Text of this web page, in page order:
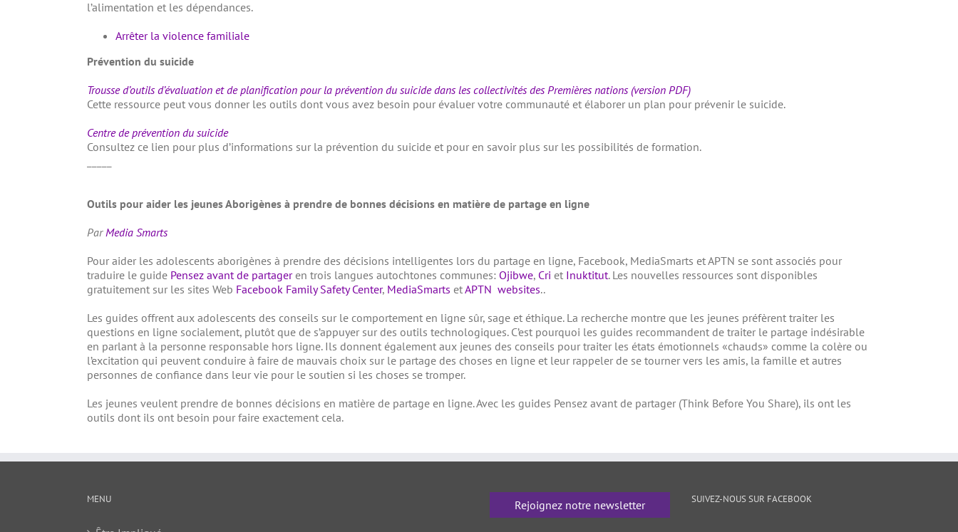
l’alimentation et les dépendances.
Arrêter la violence familiale
Prévention du suicide
Trousse d’outils d’évaluation et de planification pour la prévention du suicide dans les collectivités des Premières nations (version PDF)
Cette ressource peut vous donner les outils dont vous avez besoin pour évaluer votre communauté et élaborer un plan pour prévenir le suicide.
Centre de prévention du suicide
Consultez ce lien pour plus d’informations sur la prévention du suicide et pour en savoir plus sur les possibilités de formation.
Outils pour aider les jeunes Aborigènes à prendre de bonnes décisions en matière de partage en ligne
ParMedia Smarts
Pour aider les adolescents aborigènes à prendre des décisions intelligentes lors du partage en ligne, Facebook, MediaSmarts et APTN se sont associés pour
traduire le guide Pensez avant de partager en trois langues autochtones communes: Ojibwe, Cri et Inuktitut. Les nouvelles ressources sont disponibles
gratuitement sur les sites Web Facebook Family Safety Center, MediaSmarts etAPTN websites..
Les guides offrent aux adolescents des conseils sur le comportement en ligne sûr, sage et éthique. La recherche montre que les jeunes préfèrent traiter les
questions en ligne socialement, plutôt que de s’appuyer sur des outils technologiques. C’est pourquoi les guides recommandent de traiter le partage indésirable
en parlant à la personne responsable hors ligne. Ils donnent également aux jeunes des conseils pour traiter les états émotionnels «chauds» comme la colère ou
l’excitation qui peuvent conduire à faire de mauvais choix sur le partage des choses en ligne et leur rappeler de se tourner vers les amis, la famille et autres
personnes de confiance dans leur vie pour le soutien si les choses se tromper.
Les jeunes veulent prendre de bonnes décisions en matière de partage en ligne. Avec les guides Pensez avant de partager (Think Before You Share), ils ont les
outils dont ils ont besoin pour faire exactement cela.
MENU Rejoignez notre newsletter SUIVEZ-NOUS SUR FACEBOOK